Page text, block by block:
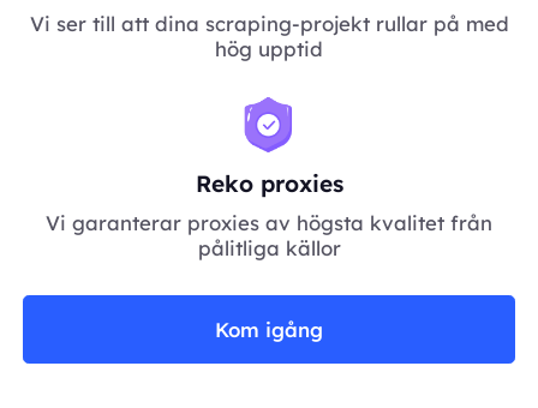
Vi ser till att dina scraping-projekt rullar på med
hög upptid
Reko proxies
Vi garanterar proxies av högsta kvalitet från
pålitliga källor
Kom igång